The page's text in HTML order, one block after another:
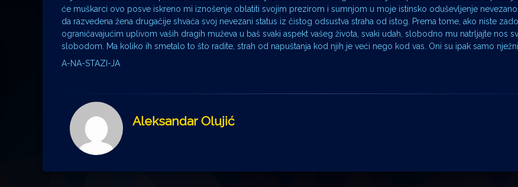
će muškarci ovo posve iskreno mi iznošenje oblatiti svojim prezirom i sumnjom u moje istinsko oduševljenje
da razvedena žena drugačije shvaća svoj nevezani status iz čistog odsustva straha od istog. Prema tome, ako niste
ograničavajućim uplivom vaših dragih muževa u baš svaki aspekt vašeg života, svaki udah, slobodno mu natrljajte nos
slobodom. Ma koliko ih smetalo to što radite, strah od napuštanja kod njih je veći nego kod vas. Oni su ipak samo
A-NA-STAZI-JA
Aleksandar Olujić